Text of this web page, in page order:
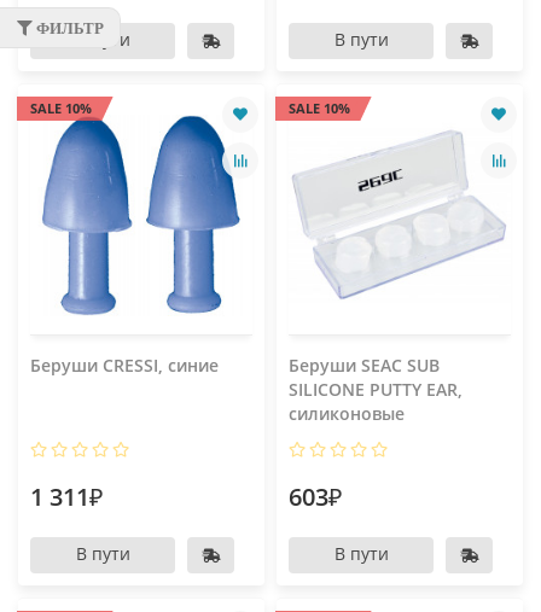
ФИЛЬТРВ пути В пути
SALE 10%
Беруши CRESSI, синие
1 311₽
В пути
SALE 10%
Беруши SEAC SUB
SILICONE PUTTY EAR,
силиконовые
603₽
В пути